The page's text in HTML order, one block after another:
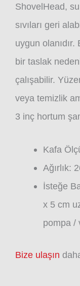
ShovelHead,
sıvıları geri
uygun
bir taslak
çalışabilir.
veya temizlik
3 inç hortum
Kafa
Ağırlık:
İsteğe
x 5 cm
pompa /
Bize ulaşın